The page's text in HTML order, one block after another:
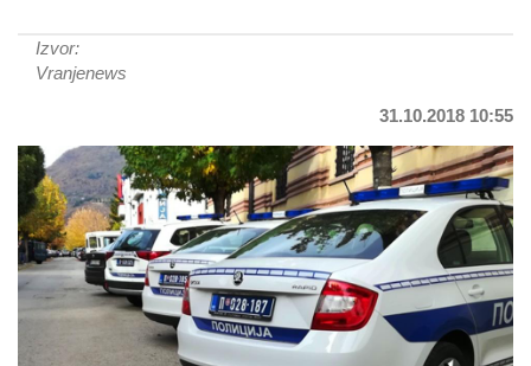
Izvor:
Vranjenews
31.10.2018 10:55